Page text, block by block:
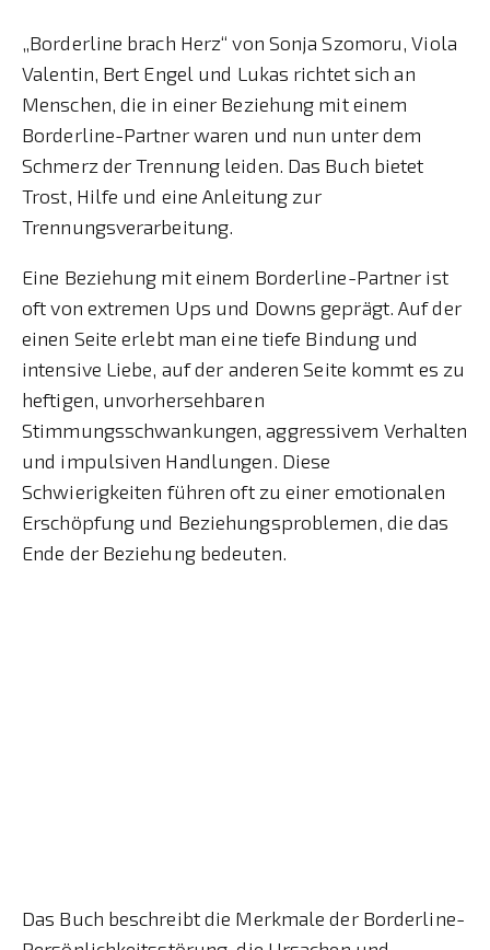
„Borderline brach Herz“ von Sonja Szomoru, Viola
Valentin, Bert Engel und Lukas richtet sich an
Menschen, die in einer Beziehung mit einem
Borderline-Partner waren und nun unter dem
Schmerz der Trennung leiden. Das Buch bietet
Trost, Hilfe und eine Anleitung zur
Trennungsverarbeitung.
Eine Beziehung mit einem Borderline-Partner ist
oft von extremen Ups und Downs geprägt. Auf der
einen Seite erlebt man eine tiefe Bindung und
intensive Liebe, auf der anderen Seite kommt es zu
heftigen, unvorhersehbaren
Stimmungsschwankungen, aggressivem Verhalten
und impulsiven Handlungen. Diese
Schwierigkeiten führen oft zu einer emotionalen
Erschöpfung und Beziehungsproblemen, die das
Ende der Beziehung bedeuten.
Das Buch beschreibt die Merkmale der Borderline-